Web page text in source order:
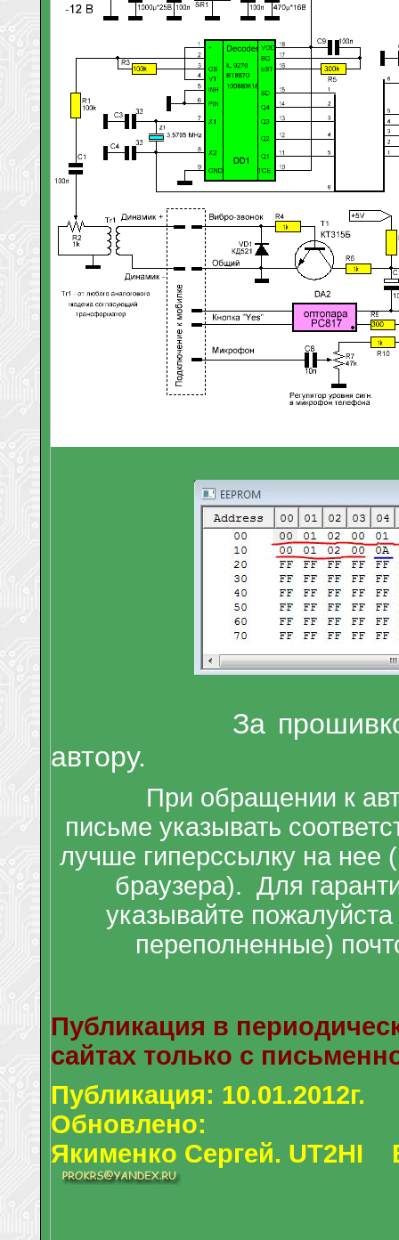
За прошивкой
автору.
При обращении к
письме указывать
лучше гиперссылку на нее
браузера). Для
указывайте
переполненные)
Публикация в
сайтах только с
Публикация: 10.01.2012г.
Обновлено:
Якименко Сергей.